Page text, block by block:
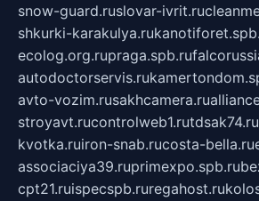
snow-guard.ruslovar-ivrit.ru
shkurki-karakulya.ru
ecolog.org.rupraga.spb.ru
autodoctorservis.ru
avto-vozim.rusakhcamera.ru
stroyavt.rucontrolweb1.rutdsak74.ru
kvotka.ruiron-snab.rucosta-bella.ru
associaciya39.ruprimexpo.spb.ru
cpt21.ruispecspb.ruregahost.ru